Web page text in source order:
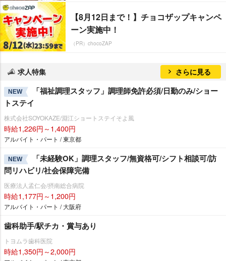
【8月12日まで！】チョコザップキャンペ
ーン実施中！
（PR）chocoZAP
求人特集 さらに見る
NEW
「福祉調理スタッフ」調理師免許必須/日勤のみ/ショー
トステイ
株式会社SOYOKAZE/淵江ショートステイそよ風
時給1,226円～1,400円
アルバイト・パート / 東京都
NEW
「未経験OK」調理スタッフ/無資格可/シフト相談可/訪
問リハビリ/社会保障完備
医療法人孟仁会/摂南総合病院
時給1,177円～1,200円
アルバイト・パート / 大阪府
歯科助手/駅チカ・賞与あり
トヨムラ歯科医院
時給1,350円～2,000円